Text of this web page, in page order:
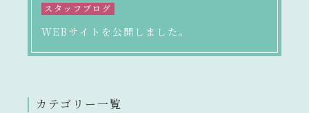
スタッフブログ
WEBサイトを公開しました。
カテゴリー一覧